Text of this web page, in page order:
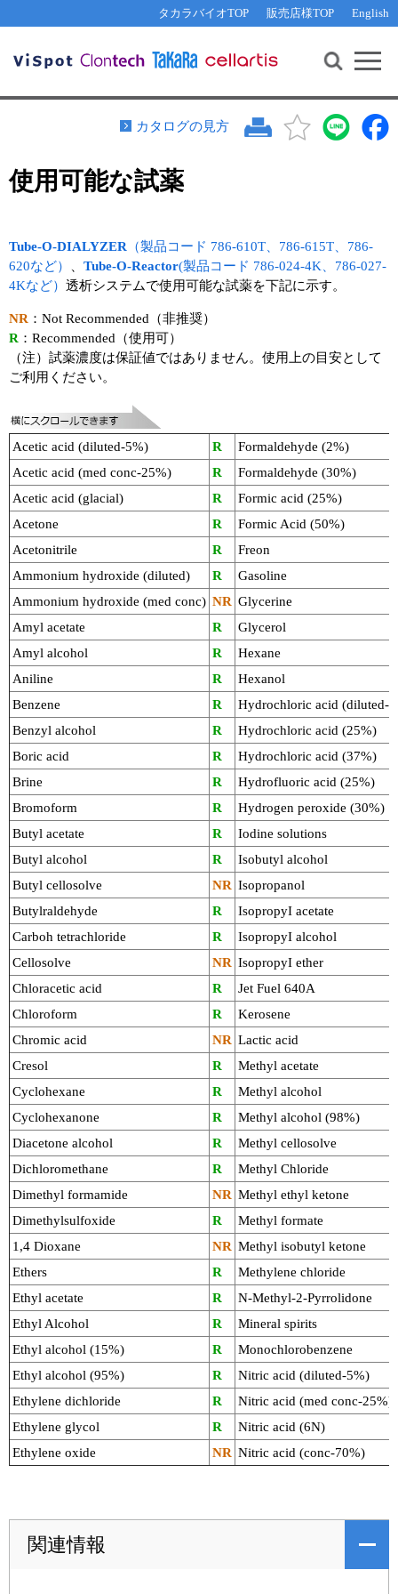
タカラバイオTOP 販売店様TOP English
機能解析・サイレンシング
PCR・等温増幅
サンプル請求
テクニカルサポートライン
その他 ライセンスに関するご相談
遺伝子組換え生物該当製品
研究支援ツール
Cut-Site Navigator 制限酵素切断サイトの検索
In-Fusion Cloning プライマー設計
抗体検索サイト
リアルタイムPCR（プローブ法）
プライマー・プローブ検索・注文
機器ソフトウェア・ベクター配列ダウンロード
ラーニングセンター
リアルタイムPCR実験ガイド
遺伝子検査ガイド（食品・水質・家畜他）
NGSポータルサイト
幹細胞・再生医療研究ガイド
クローニング実験ガイド
細胞選択ガイド
エピジェネティクス実験ガイド
RNAi実験ガイド
アプリケーションノート
プロトコール集
ユーザーズボイス集
動画ライブラリー
Q&A
お問い合わせ WEB会員登録
カタログの見方
使用可能な試薬
Tube-O-DIALYZER （製品コード 786-610T、786-615T、786-
620など）
Tube-O-Reactor(製品コード 786-024-4K、786-027-
4Kなど） 透析システムで使用可能な試薬を下記に示す。
NR ：Not Recommended（非推奨）
R ：Recommended（使用可）
（注）試薬濃度は保証値ではありません。使用上の目安として
ご利用ください。
Acetic acid (diluted-5%) R
Formaldehyde (2%)
Acetic acid (med conc-25%)
R
Formaldehyde (30%)
Acetic acid (glacial)
R
Formic acid (25%)
Acetone
R
Formic Acid (50%)
Acetonitrile
R
Freon
Ammonium hydroxide (diluted)
R
Gasoline
Ammonium hydroxide (med conc) NR Glycerine
Amyl acetate
R
Glycerol
Amyl alcohol
R
Hexane
Aniline
R
Hexanol
Benzene
R
Hydrochloric acid (diluted-
Benzyl alcohol
R
Hydrochloric acid (25%)
Boric acid
R
Hydrochloric acid (37%)
Brine
R
Hydrofluoric acid (25%)
Bromoform
R
Hydrogen peroxide (30%)
Butyl acetate
R
Iodine solutions
Butyl alcohol
R
Isobutyl alcohol
Butyl cellosolve
NR Isopropanol
Butylraldehyde
R
IsopropyI acetate
Carboh tetrachloride
R
IsopropyI alcohol
Cellosolve
NR IsopropyI ether
Chloracetic acid
R
Jet Fuel 640A
Chloroform
R
Kerosene
Chromic acid
NR Lactic acid
Cresol
R
Methyl acetate
Cyclohexane
R
Methyl alcohol
Cyclohexanone
R
Methyl alcohol (98%)
Diacetone alcohol
R
Methyl cellosolve
Dichloromethane
R
Methyl Chloride
Dimethyl formamide
NR Methyl ethyl ketone
Dimethylsulfoxide
R
Methyl formate
1,4 Dioxane
NR Methyl isobutyl ketone
Ethers
R
Methylene chloride
Ethyl acetate
R
N-Methyl-2-Pyrrolidone
Ethyl Alcohol
R
Mineral spirits
Ethyl alcohol (15%)
R
Monochlorobenzene
Ethyl alcohol (95%)
R
Nitric acid (diluted-5%)
Ethylene dichloride
R
Nitric acid (med conc-25%)
Ethylene glycol
R
Nitric acid (6N)
Ethylene oxide
NR Nitric acid (conc-70%)
関連情報